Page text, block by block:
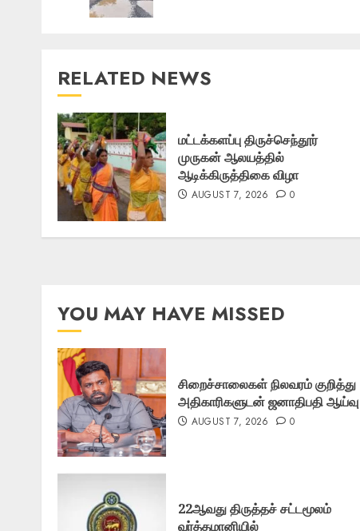
RELATED NEWS
மட்டக்களப்பு திருச்செந்தூர்
முருகன் ஆலயத்தில்
ஆடிக்கிருத்திகை விழா
AUGUST 7, 2026 0
YOU MAY HAVE MISSED
சிறைச்சாலைகள் நிலவரம் குறித்து
அதிகாரிகளுடன் ஜனாதிபதி ஆய்வு
AUGUST 7, 2026 0
22ஆவது திருத்தச் சட்டமூலம்
வர்த்தமானியில்